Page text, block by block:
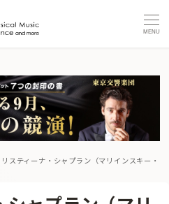
MENU
リスティーナ・シャプラン（マリインスキー・